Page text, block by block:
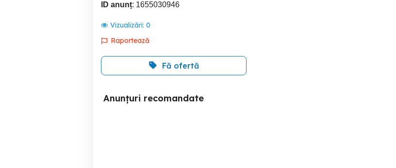
ID anunț: 1655030946
Vizualizări: 0
Raportează
Fă ofertă
Anunțuri recomandate